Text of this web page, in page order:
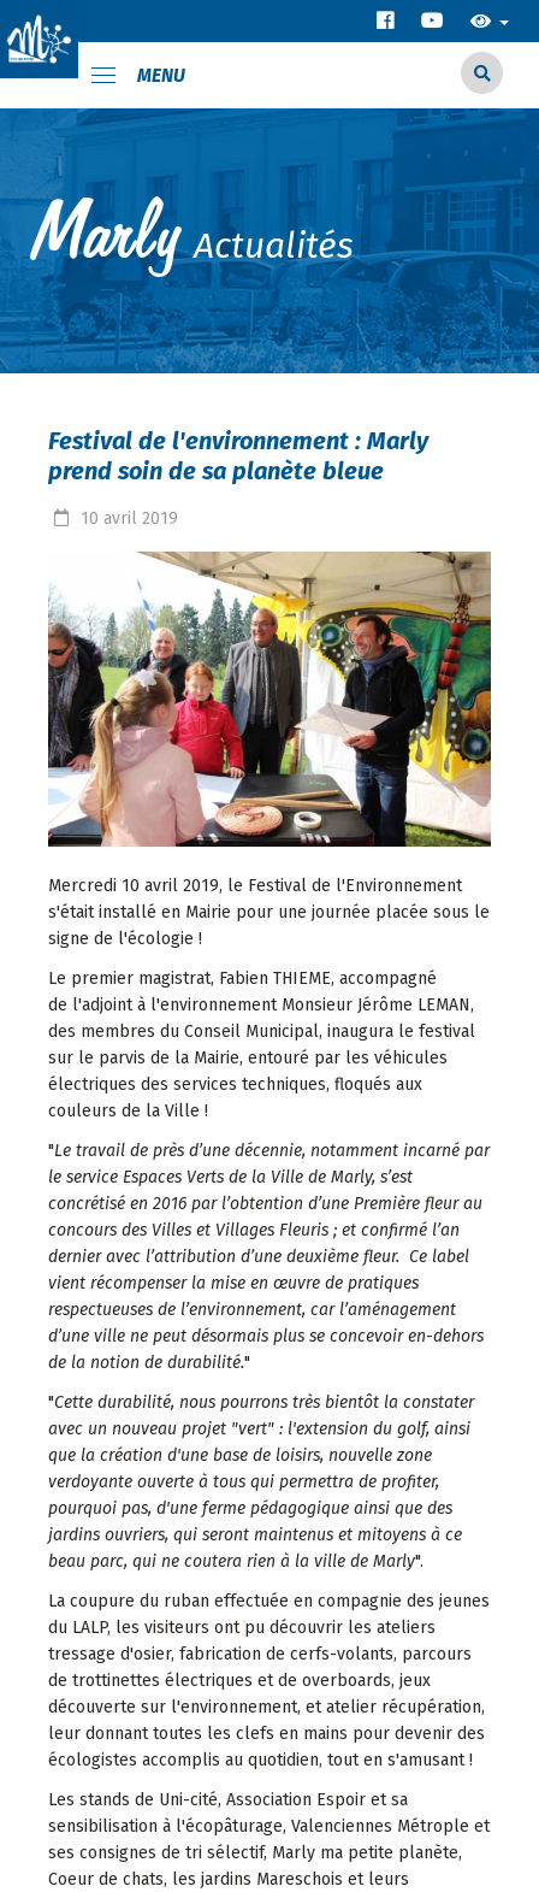
MENU
Actualités
Festival de l'environnement : Marly
prend soin de sa planète bleue
10 avril 2019
Mercredi 10 avril 2019, le Festival de l'Environnement
s'était installé en Mairie pour une journée placée sous le
signe de l'écologie !
Le premier magistrat, Fabien THIEME, accompagné
de l'adjoint à l'environnement Monsieur Jérôme LEMAN,
des membres du Conseil Municipal, inaugura le festival
sur le parvis de la Mairie, entouré par les véhicules
électriques des services techniques, floqués aux
couleurs de la Ville !
"Le travail de près d’une décennie, notamment incarné par
le service Espaces Verts de la Ville de Marly, s’est
concrétisé en 2016 par l’obtention d’une Première fleur au
concours des Villes et Villages Fleuris ; et confirmé l’an
dernier avec l’attribution d’une deuxième fleur. Ce label
vient récompenser la mise en œuvre de pratiques
respectueuses de l’environnement, car l’aménagement
d’une ville ne peut désormais plus se concevoir en-dehors
de la notion de durabilité."
"Cette durabilité, nous pourrons très bientôt la constater
avec un nouveau projet "vert" : l'extension du golf, ainsi
que la création d'une base de loisirs, nouvelle zone
verdoyante ouverte à tous qui permettra de profiter,
pourquoi pas, d'une ferme pédagogique ainsi que des
jardins ouvriers, qui seront maintenus et mitoyens à ce
beau parc, qui ne coutera rien à la ville de Marly".
La coupure du ruban effectuée en compagnie des jeunes
du LALP, les visiteurs ont pu découvrir les ateliers
tressage d'osier, fabrication de cerfs-volants, parcours
de trottinettes électriques et de overboards, jeux
découverte sur l'environnement, et atelier récupération,
leur donnant toutes les clefs en mains pour devenir des
écologistes accomplis au quotidien, tout en s'amusant !
Les stands de Uni-cité, Association Espoir et sa
sensibilisation à l'écopâturage, Valenciennes Métrople et
ses consignes de tri sélectif, Marly ma petite planète,
Coeur de chats, les jardins Mareschois et leurs